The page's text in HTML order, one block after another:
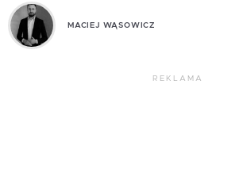
MACIEJ WĄSOWICZ
REKLAMA